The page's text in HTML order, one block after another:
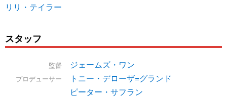
リリ・テイラー
スタッフ
監督 ジェームズ・ワン
プロデューサー
トニー・デローザ=グランド
ピーター・サフラン